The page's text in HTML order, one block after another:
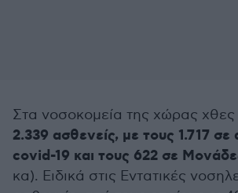
Στα νοσοκομεία της χώρας
2.339 ασθενείς, με τους 1.717 σε
covid-19 και τους 622 σε
κα). Ειδικά στις Εντατικές